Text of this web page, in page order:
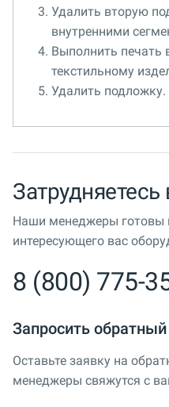
Удалить вторую
внутренними
Выполнить печать
текстильному
Удалить
Наши менеджеры готовы
интересующего вас
8 (800) 775-
Запросить
Оставьте заявку на
менеджеры свяжутся с